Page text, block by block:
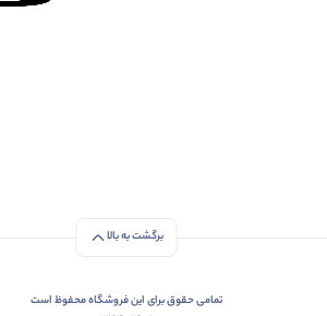
برگشت به بالا
تمامی حقوق برای این فروشگاه محفوظ است